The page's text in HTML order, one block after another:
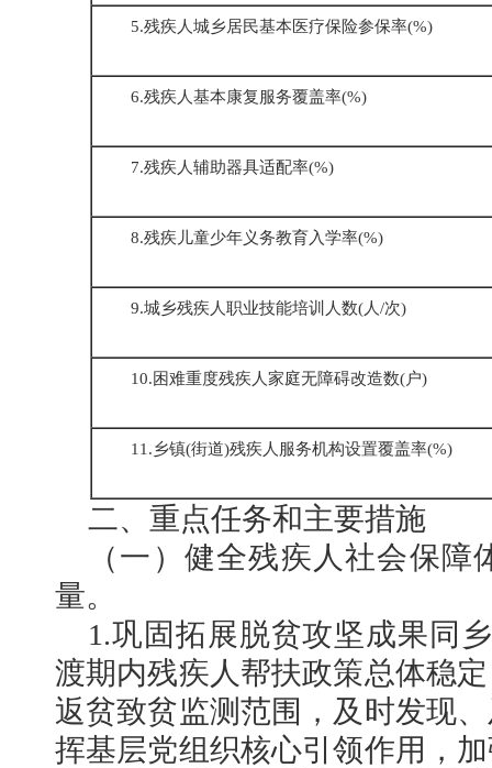
5.残疾人城乡居民基本医疗保险参保率(%)
6.残疾人基本康复服务覆盖率(%)
7.残疾人辅助器具适配率(%)
8.残疾儿童少年义务教育入学率(%)
9.城乡残疾人职业技能培训人数(人/次)
10.困难重度残疾人家庭无障碍改造数(户)
11.乡镇(街道)残疾人服务机构设置覆盖率(%)
二、重点任务和主要措施
（一）健全残疾人社会保
量。
1.巩固拓展脱贫攻坚成果同
渡期内残疾人帮扶政策总体稳
返贫致贫监测范围，及时发现
挥基层党组织核心引领作用，